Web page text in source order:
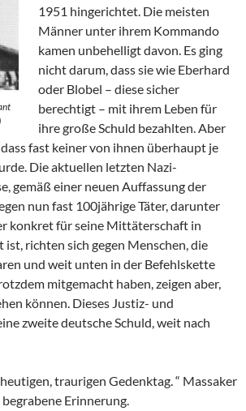
1951 hingerichtet. Die meisten
Männer unter ihrem Kommando
kamen unbehelligt davon. Es ging
nicht darum, dass sie wie Eberhard
oder Blobel – diese sicher
berechtigt – mit ihrem Leben für
ihre große Schuld bezahlten. Aber
fast keiner von ihnen überhaupt je
Die aktuellen letzten Nazi-
gemäß einer neuen Auffassung der
nun fast 100jährige Täter, darunter
konkret für seine Mittäterschaft in
ist, richten sich gegen Menschen, die
und weit unten in der Befehlskette
mitgemacht haben, zeigen aber,
können. Dieses Justiz- und
zweite deutsche Schuld, weit nach
traurigen Gedenktag. “ Massaker
Erinnerung.